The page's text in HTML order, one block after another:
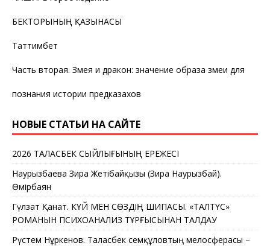
БЕКТОРЫНЫҢ ҚАЗЫНАСЫ
Таттимбет
Часть вторая. Змея и дракон: значение образа змеи для
познания истории предказахов
НОВЫЕ СТАТЬИ НА САЙТЕ
2026 ТАЛАСБЕК СЫЙЛЫҒЫНЫҢ ЕРЕЖЕСІ
Наурызбаева Зира Жетібайқызы (Зира Наурызбай).
Өмірбаян
Гүлзат Қанат. КҮЙ МЕН СӨЗДІҢ ШИПАСЫ. «ТАЛТҮС»
РОМАНЫН ПСИХОАНАЛИЗ ТҰРҒЫСЫНАН ТАЛДАУ
Рүстем Нұркенов. Таласбек Әсемқұловтың мелосферасы –